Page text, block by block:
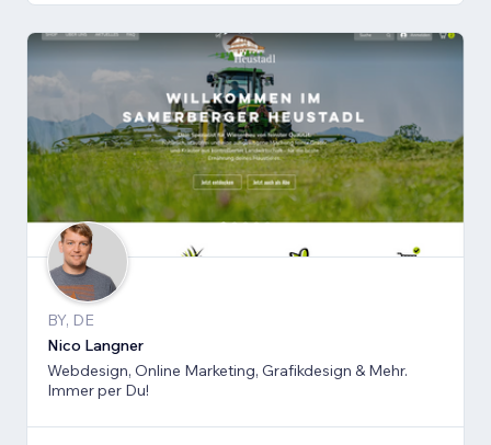
BY, DE
Nico Langner
Webdesign, Online Marketing, Grafikdesign & Mehr.
Immer per Du!